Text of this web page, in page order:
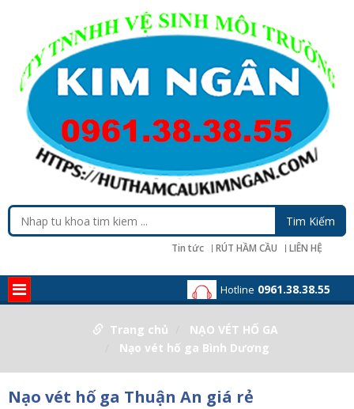
Tin tức RÚT HẦM CẦU LIÊN HỆ
Hotline 0961.38.38.55
Trang chủ
NẠO VÉT HỐ GA
Nạo vét hố ga Bình Dương
Nạo vét hố ga Thuận An giá rẻ